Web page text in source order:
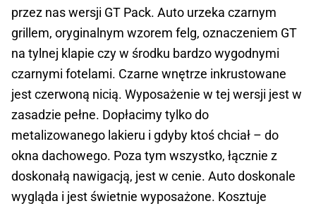
przez nas wersji GT Pack. Auto urzeka czarnym
grillem, oryginalnym wzorem felg, oznaczeniem GT
na tylnej klapie czy w środku bardzo wygodnymi
czarnymi fotelami. Czarne wnętrze inkrustowane
jest czerwoną nicią. Wyposażenie w tej wersji jest w
zasadzie pełne. Dopłacimy tylko do
metalizowanego lakieru i gdyby ktoś chciał – do
okna dachowego. Poza tym wszystko, łącznie z
doskonałą nawigacją, jest w cenie. Auto doskonale
wygląda i jest świetnie wyposażone. Kosztuje